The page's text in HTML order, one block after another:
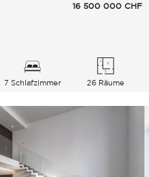
16 500 000 CHF
7 Schlafzimmer 26 Räume